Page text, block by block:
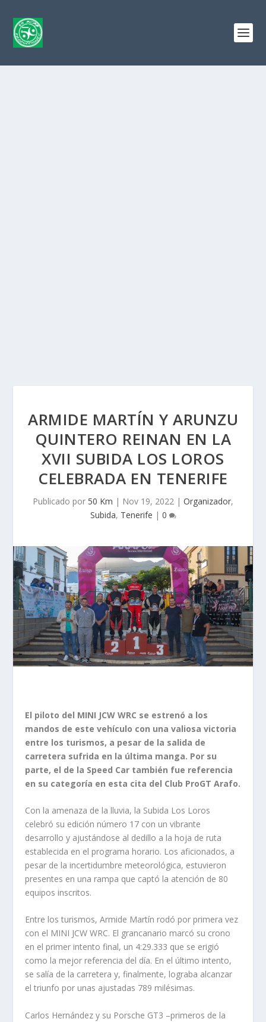
ARMIDE MARTÍN Y ARUNZU
QUINTERO REINAN EN LA
XVII SUBIDA LOS LOROS
CELEBRADA EN TENERIFE
Publicado por 50 Km | Nov 19, 2022 | Organizador,
Subida, Tenerife | 0
El piloto del MINI JCW WRC se estrenó a los
mandos de este vehículo con una valiosa victoria
entre los turismos, a pesar de la salida de
carretera sufrida en la última manga. Por su
parte, el de la Speed Car también fue referencia
en su categoría en esta cita del Club ProGT Arafo.
Con la amenaza de la lluvia, la Subida Los Loros
celebró su edición número 17 con un vibrante
desarrollo y ajustándose al dedillo a la hoja de ruta
establecida en el programa horario. Los aficionados, a
pesar de la incertidumbre meteorológica, estuvieron
presentes en una rampa que captó la atención de 80
equipos inscritos.
Entre los turismos, Armide Martín rodó por primera vez
con el MINI JCW WRC. El grancanario marcó su crono
en el primer intento final, un 4:29.333 que se erigió
como la mejor referencia del día. En el último intento,
se salía de la carretera y, finalmente, lograba alcanzar
el triunfo por unas ajustadas 789 milésimas.
Carlos Hernández y su Porsche GT3 –primeros de la